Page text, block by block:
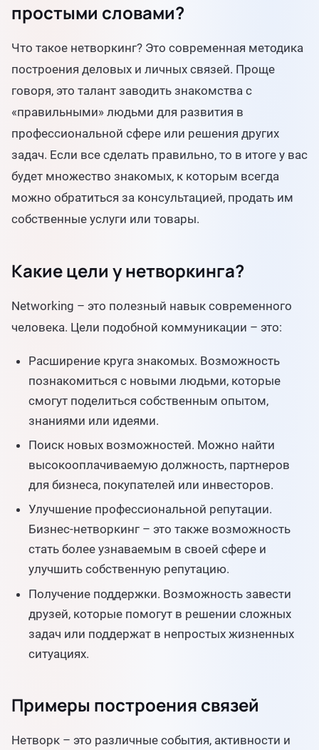
простыми словами?
Что такое нетворкинг? Это современная методика
построения деловых и личных связей. Проще
говоря, это талант заводить знакомства с
«правильными» людьми для развития в
профессиональной сфере или решения других
задач. Если все сделать правильно, то в итоге у вас
будет множество знакомых, к которым всегда
можно обратиться за консультацией, продать им
собственные услуги или товары.
Какие цели у нетворкинга?
Networking – это полезный навык современного
человека. Цели подобной коммуникации – это:
Расширение круга знакомых. Возможность
познакомиться с новыми людьми, которые
смогут поделиться собственным опытом,
знаниями или идеями.
Поиск новых возможностей. Можно найти
высокооплачиваемую должность, партнеров
для бизнеса, покупателей или инвесторов.
Улучшение профессиональной репутации.
Бизнес-нетворкинг – это также возможность
стать более узнаваемым в своей сфере и
улучшить собственную репутацию.
Получение поддержки. Возможность завести
друзей, которые помогут в решении сложных
задач или поддержат в непростых жизненных
ситуациях.
Примеры построения связей
Нетворк – это различные события, активности и